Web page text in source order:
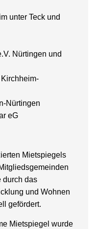
unter Teck und
Nürtingen und
Nürtingen
eG
Mietspiegels
durch das
und Wohnen
gefördert.
Mietspiegel wurde